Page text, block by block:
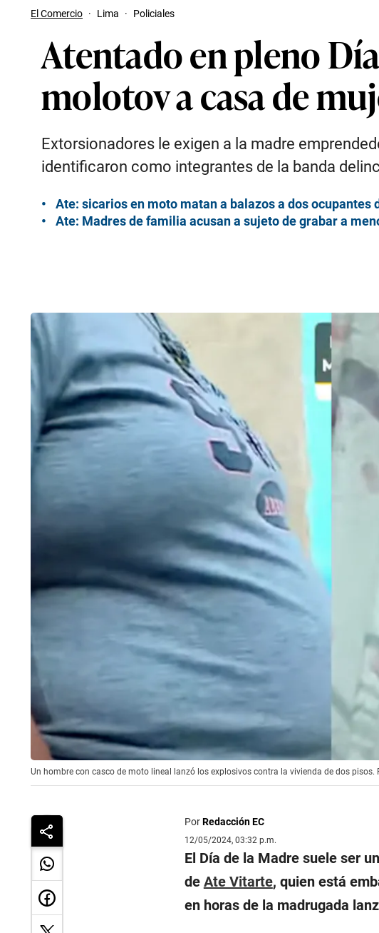
El Comercio · Lima · Policiales
Atentado en pleno
molotov a casa de
Extorsionadores le exigen a la madre
identificaron como integrantes de la banda
Ate: sicarios en moto matan a balazos a dos ocupantes
Ate: Madres de familia acusan a sujeto de grabar a
Un hombre con casco de moto lineal lanzó los explosivos contra la vivienda de dos
PorRedacción EC
12/05/2024, 03:32 p.m.
El Día de la Madre suele ser
de Ate Vitarte, quien está
en horas de la madrugada